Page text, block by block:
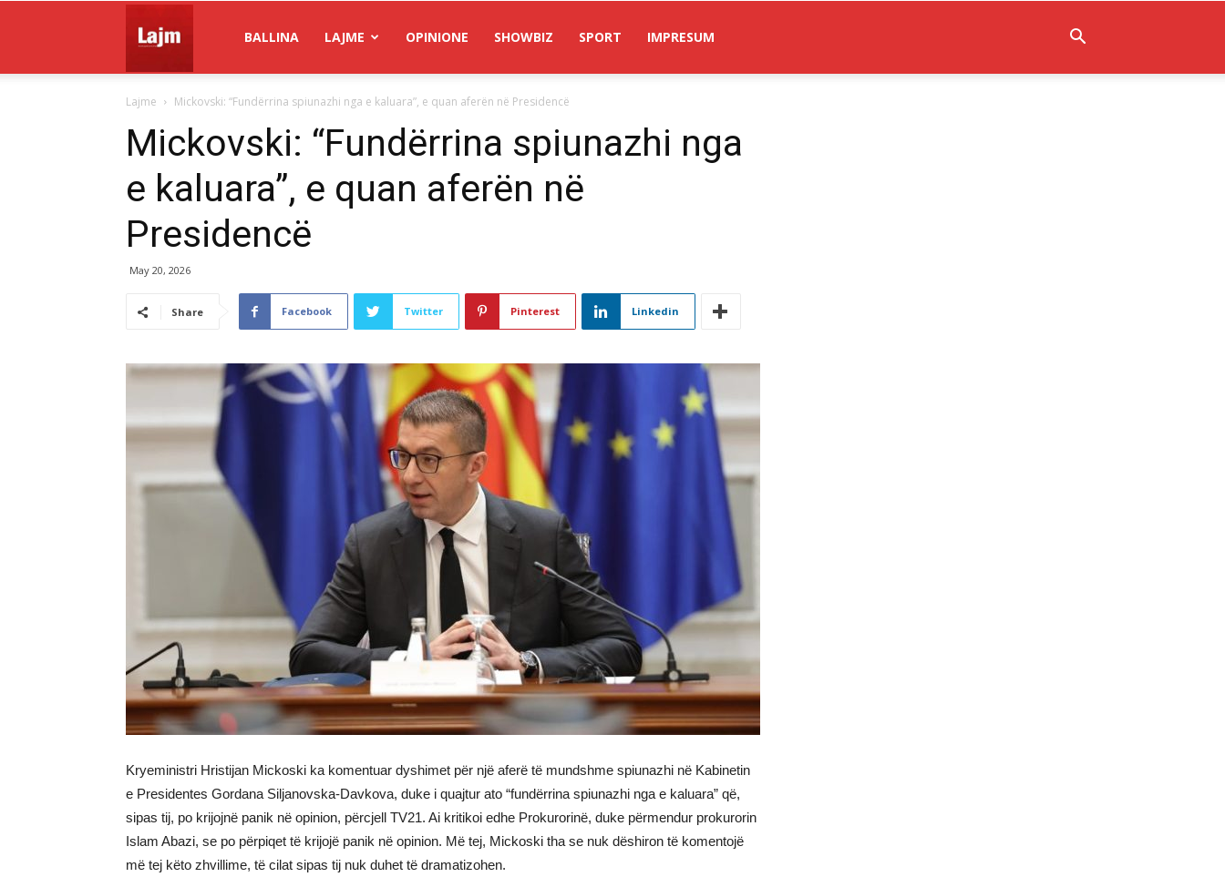
Lajm
BALLINA LAJME OPINIONE SHOWBIZ SPORT IMPRESUM
Lajme Mickovski: “Fundërrina spiunazhi nga e kaluara”, e quan aferën në Presidencë
Mickovski: “Fundërrina spiunazhi nga
e kaluara”, e quan aferën në
Presidencë
May 20, 2026
Share Facebook Twitter Pinterest Linkedin
Kryeministri Hristijan Mickoski ka komentuar dyshimet për një aferë të mundshme spiunazhi në Kabinetin
e Presidentes Gordana Siljanovska-Davkova, duke i quajtur ato “fundërrina spiunazhi nga e kaluara” që,
sipas tij, po krijojnë panik në opinion, përcjell TV21. Ai kritikoi edhe Prokurorinë, duke përmendur prokurorin
Islam Abazi, se po përpiqet të krijojë panik në opinion. Më tej, Mickoski tha se nuk dëshiron të komentojë
më tej këto zhvillime, të cilat sipas tij nuk duhet të dramatizohen.